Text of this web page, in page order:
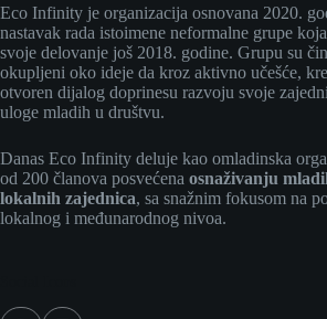
Eco Infinity je organizacija osnovana 2020.
nastavak rada istoimene neformalne grupe
svoje delovanje još 2018. godine. Grupu su
okupljeni oko ideje da kroz aktivno učešće,
otvoren dijalog doprinesu razvoju svoje
uloge mladih u društvu.
Danas Eco Infinity deluje kao omladinska
od 200 članova posvećena osnaživanju
lokalnih zajednica, sa snažnim fokusom na
lokalnog i međunarodnog nivoa.